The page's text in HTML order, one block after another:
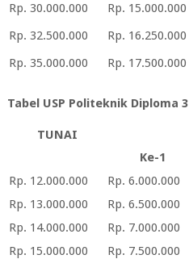
Rp. 30.000.000
Rp. 15.000.000
Rp. 32.500.000
Rp. 16.250.000
Rp. 35.000.000
Rp. 17.500.000
Tabel USP Politeknik Diploma 3
TUNAI
Ke-1
Rp. 12.000.000
Rp. 6.000.000
Rp. 13.000.000
Rp. 6.500.000
Rp. 14.000.000
Rp. 7.000.000
Rp. 15.000.000
Rp. 7.500.000